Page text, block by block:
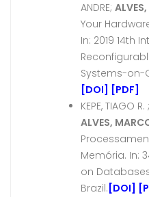
ANDRE;
Your
In: 2019 14th
Systems-on-
[DOI] [PDF]
KEPE, TIAGO
ALVES,
Memória. In:
on Databases
Brazil. [DOI]